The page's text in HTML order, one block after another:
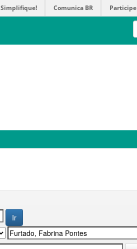
Simplifique! Comunica BR Participe